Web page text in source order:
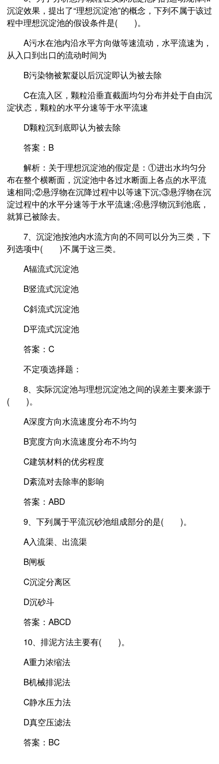
沉淀效果，提出了“理想沉淀池”的概念，下列不属于该过
程中理想沉淀池的假设条件是( )。
A污水在池内沿水平方向做等速流动，水平流速为，
从入口到出口的流动时间为
B污染物被絮凝以后沉淀即认为被去除
C在流入区，颗粒沿垂直截面均匀分布并处于自由沉
淀状态，颗粒的水平分速等于水平流速
D颗粒沉到底即认为被去除
答案：B
解析：关于理想沉淀池的假定是：①进出水均匀分
布在整个横断面，沉淀池中各过水断面上各点的水平流
速相同;②悬浮物在沉降过程中以等速下沉;③悬浮物在沉
淀过程中的水平分速等于水平流速;④悬浮物沉到池底，
就算已被除去。
7、沉淀池按池内水流方向的不同可以分为三类，下
列选项中( )不属于这三类。
A辐流式沉淀池
B竖流式沉淀池
C斜流式沉淀池
D平流式沉淀池
答案：C
不定项选择题：
8、实际沉淀池与理想沉淀池之间的误差主要来源于
( )。
A深度方向水流速度分布不均匀
B宽度方向水流速度分布不均匀
C建筑材料的优劣程度
D紊流对去除率的影响
答案：ABD
9、下列属于平流沉砂池组成部分的是( )。
A入流渠、出流渠
B闸板
C沉淀分离区
D沉砂斗
答案：ABCD
10、排泥方法主要有( )。
A重力浓缩法
B机械排泥法
C静水压力法
D真空压滤法
答案：BC